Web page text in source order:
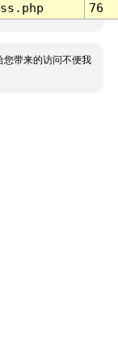
76
您带来的访问不便我